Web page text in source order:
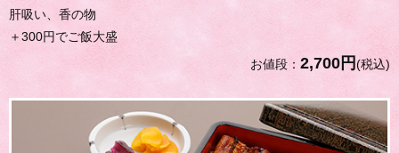
肝吸い、香の物
＋300円でご飯大盛
お値段： 2,700円(税込)